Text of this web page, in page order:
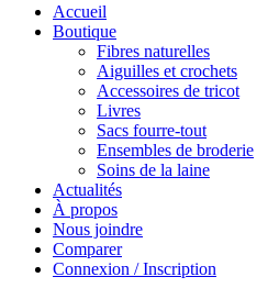
Accueil
Boutique
Fibres naturelles
Aiguilles et crochets
Accessoires de tricot
Livres
Sacs fourre-tout
Ensembles de broderie
Soins de la laine
Actualités
À propos
Nous joindre
Comparer
Connexion / Inscription